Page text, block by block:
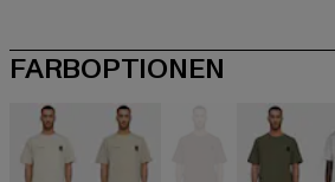
FARBOPTIONEN